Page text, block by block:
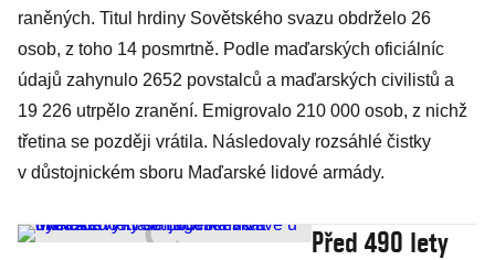
raněných. Titul hrdiny Sovětského svazu obdrželo 26
osob, z toho 14 posmrtně. Podle maďarských oficiálníc
údajů zahynulo 2652 povstalců a maďarských civilistů a
19 226 utrpělo zranění. Emigrovalo 210 000 osob, z nichž
třetina se později vrátila. Následovaly rozsáhlé čistky
v důstojnickém sboru Maďarské lidové armády.
Před 490 lety